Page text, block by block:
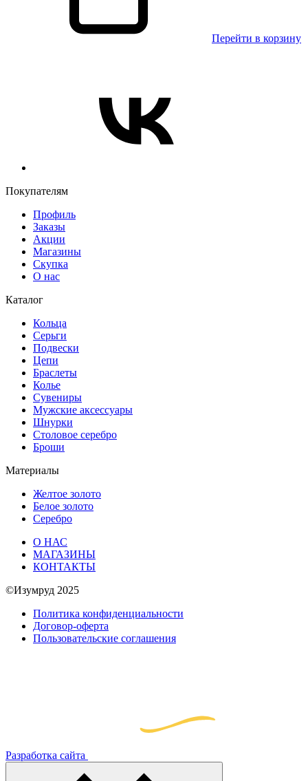
Перейти в корзину
Покупателям
Профиль
Заказы
Акции
Магазины
Скупка
О нас
Каталог
Кольца
Серьги
Подвески
Цепи
Браслеты
Колье
Сувениры
Мужские аксессуары
Шнурки
Столовое серебро
Броши
Материалы
Желтое золото
Белое золото
Серебро
О НАС
МАГАЗИНЫ
КОНТАКТЫ
©Изумруд 2025
Политика конфиденциальности
Договор-оферта
Пользовательские соглашения
Разработка сайта